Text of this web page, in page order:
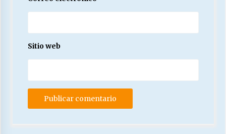
Sitio web